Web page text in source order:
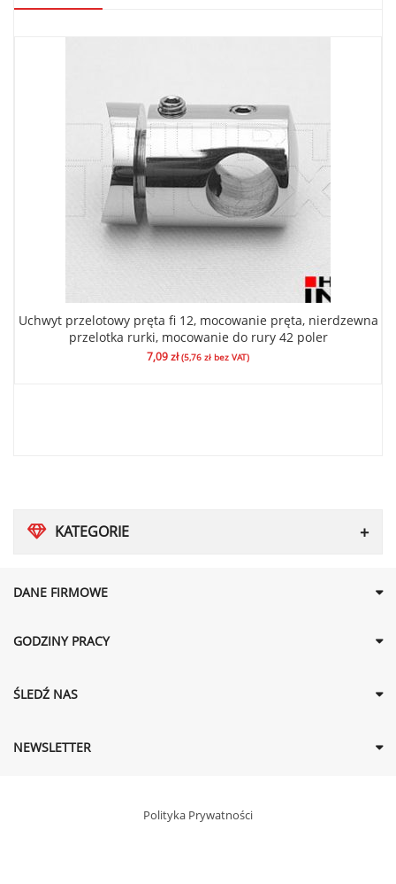
KATEGORIE
Uchwyt przelotowy pręta fi 12, mocowanie pręta, nierdzewna
przelotka rurki, mocowanie do rury 42 poler
7,09zł (5,76 zł bez VAT)
DANE FIRMOWE
GODZINY PRACY
ŚLEDŹ NAS
NEWSLETTER
Polityka Prywatności